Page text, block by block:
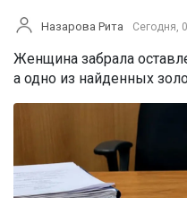
Назарова Рита Сегодня,
Женщина забрала
а одно из найденных